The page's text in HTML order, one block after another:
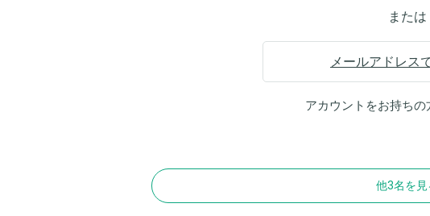
または
メールアドレス
アカウントをお持ちの
他3名を見